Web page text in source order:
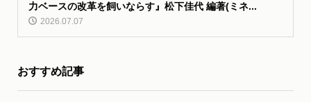
力ベースの改革を飼いならす』松下佳代 編著(ミネ...
2026.07.07
おすすめ記事